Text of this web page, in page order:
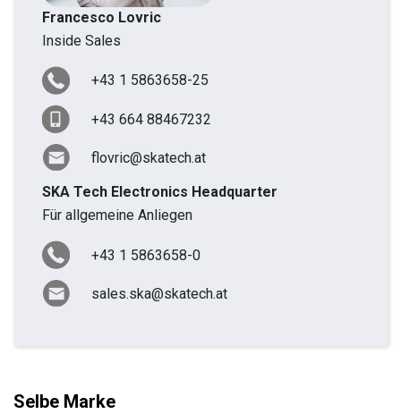
Francesco Lovric
Inside Sales
+43 1 5863658-25
+43 664 88467232
flovric@skatech.at
SKA Tech Electronics Headquarter
Für allgemeine Anliegen
+43 1 5863658-0
sales.ska@skatech.at
Selbe Marke